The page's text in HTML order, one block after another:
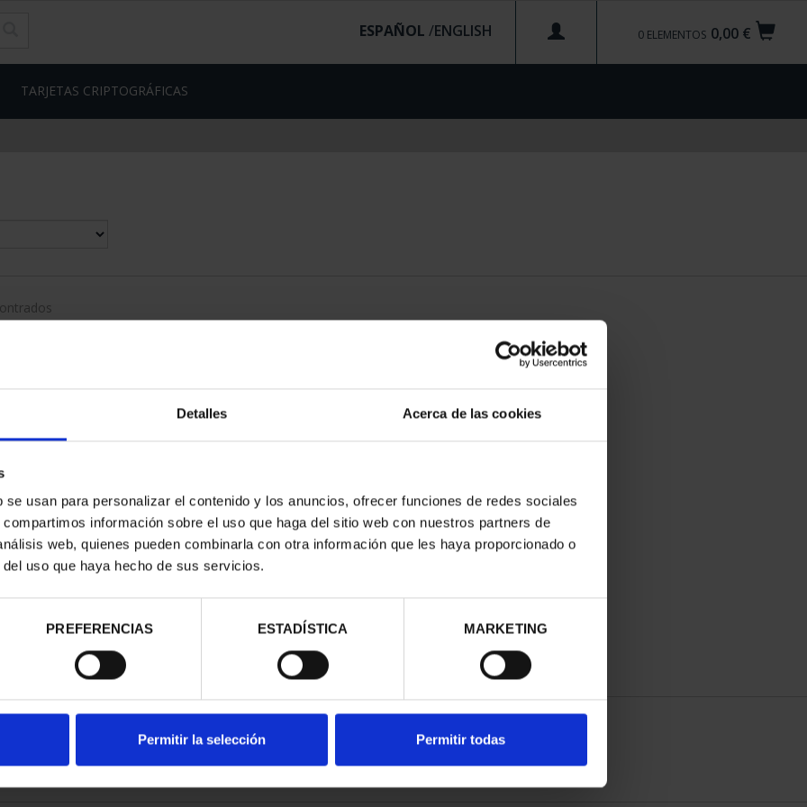
Detalles Acerca de las cookies
usan para personalizar el contenido y los anuncios, ofrecer funciones de redes sociales
información sobre el uso que haga del sitio web con nuestros partners de
web, quienes pueden combinarla con otra información que les haya proporcionado o
uso que haya hecho de sus servicios.
PREFERENCIAS ESTADÍSTICA MARKETING
Permitir la selección Permitir todas
0,00 €
0 ELEMENTOS
ESPAÑOL /
TARJETAS CRIPTOGRÁFICAS
II -
DE...
CIUDADES PATRIMONIO -
ALCALÁ DE HENARES